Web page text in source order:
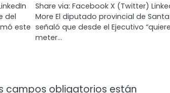
del
este
Share via: Facebook X (Twitter)
More El diputado provincial de Santa
señaló que desde el Ejecutivo
meter…
campos obligatorios están